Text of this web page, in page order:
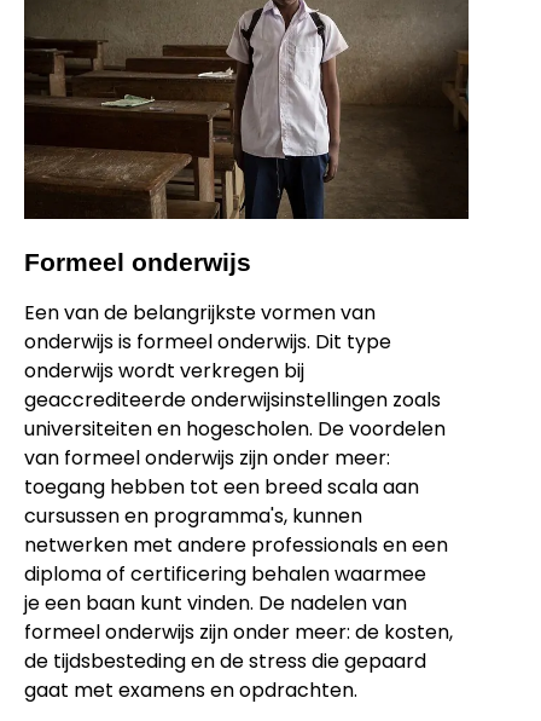
Formeel onderwijs
Een van de belangrijkste vormen van
onderwijs is formeel onderwijs. Dit type
onderwijs wordt verkregen bij
geaccrediteerde onderwijsinstellingen zoals
universiteiten en hogescholen. De voordelen
van formeel onderwijs zijn onder meer: ​​
toegang hebben tot een breed scala aan
cursussen en programma's, kunnen
netwerken met andere professionals en een
diploma of certificering behalen waarmee
je een baan kunt vinden. De nadelen van
formeel onderwijs zijn onder meer: ​​de kosten,
de tijdsbesteding en de stress die gepaard
gaat met examens en opdrachten.